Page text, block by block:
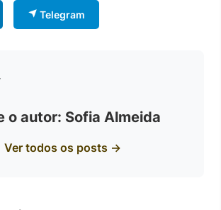
Telegram
o autor: Sofia Almeida
Ver todos os posts →